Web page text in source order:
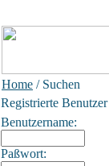
Home / Suchen
Registrierte Benutzer
Benutzername:
Paßwort: